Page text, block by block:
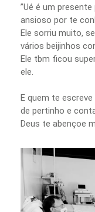
”Ué é um
ansioso por te
Ele sorriu muito,
vários beijinhos
Ele tbm ficou
ele.
E quem te
de pertinho e
Deus te abençoe